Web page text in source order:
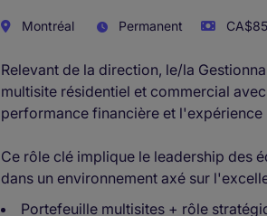
Montréal Permanent
Relevant de la direction, le/la
multisite résidentiel et commercial
performance financière et l'expérience
Ce rôle clé implique le leadership des
dans un environnement axé sur
Portefeuille multisites + rôle